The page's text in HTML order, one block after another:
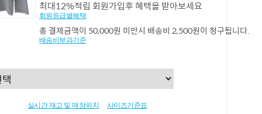
최대12%적립 회원가입후 혜택을 받아보세요
회원등급별혜택
총 결제금액이 50,000원 미만시 배송비 2,500원이 청구됩니다.
배송비부과기준
실시간 재고 및 매장위치 사이즈기준표